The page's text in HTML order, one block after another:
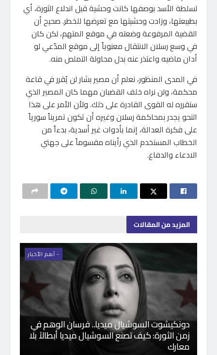
لسلطة الأسد بوصفها كانت وحشية قبل اندلاع الثورة، أي
بطبيعتها، وزادت وحشيتها مع تعرضها للخطر. صحيح أن
القضية المرفوعة وضعته في موقع المتهم، لكن كان
في وسع رسلان الانتقال معنوياً إلى موقع المدّعي لو
أدان ماضيه واعتذر عنه بدل محاولة التملص منه.
في المدى المنظور، نعلم أن مصير بشار لن يُقرر في قاعة
محكمة، ولن نراه خلف القضبان مهما كان المصير الذي
ستقرره له القوى القادرة على ذلك. ولأن الأمر على هذا
النحو يجدر بمحاكمة رسلان وغيره أن تكون تمريناً سورياً
على فكرة العدالة، إنما بأدوات غير أسدية، بدءاً من
الخطاب المستخدم الذي رأيناه مقسوماً على جهتي
الادعاء والدفاع.
المزيدمن المقالات
- اَهم الأخبار
دونكيشوت السوشيال ميديا.. فرسان الوهم في
زمن الثورة: كيف تصنع السوشيال ميديا أبطالاً بلا
معارك